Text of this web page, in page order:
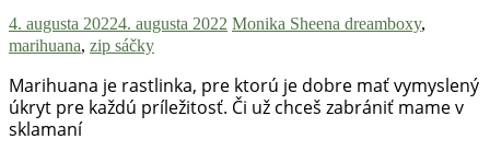
sa
na
pohodu.
4. augusta 20224. augusta 2022 Monika Sheena dreamboxy,
marihuana, zip sáčky
Marihuana je rastlinka, pre ktorú je dobre mať vymyslený
úkryt pre každú príležitosť. Či už chceš zabrániť mame v
sklamaní